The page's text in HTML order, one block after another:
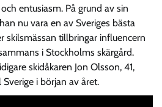
entusiasm. På grund av sin
nu vara en av Sveriges bästa
skilsmässan tillbringar influencern
i Stockholms skärgård.
skidåkaren Jon Olsson, 41,
i början av året.